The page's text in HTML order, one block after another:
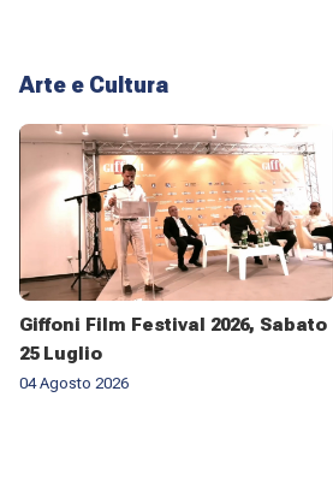
Arte e Cultura
Giffoni Film Festival 2026, Sabato
25 Luglio
04 Agosto 2026